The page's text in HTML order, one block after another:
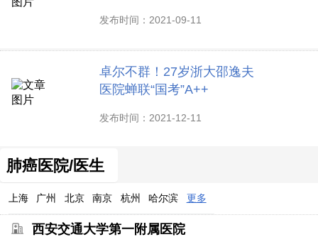
发布时间：2021-09-11
卓尔不群！27岁浙大邵逸夫
医院蝉联“国考”A++
发布时间：2021-12-11
肺癌医院/医生
上海 广州 北京 南京 杭州 哈尔滨 更多
西安交通大学第一附属医院